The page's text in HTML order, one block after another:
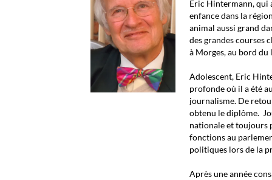
Eric Hintermann, qui
enfance dans la
animal aussi grand
des grandes courses
à Morges, au bord
Adolescent, Eric
profonde où il a été
journalisme. De
obtenu le diplôme.
nationale et toujours
fonctions au
politiques lors de la
Après une année